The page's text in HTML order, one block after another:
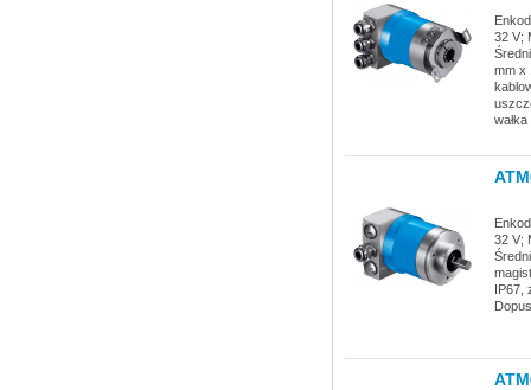
32 V;
mm x
32 V;
IP67,